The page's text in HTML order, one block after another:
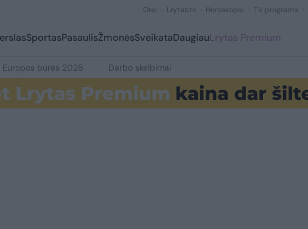
Orai Lrytas.tv Horoskopai TV programa
SportasPasaulisŽmonėsSveikataDaugiauLrytas Premium
Europos burės 2026 Darbo skelbimai